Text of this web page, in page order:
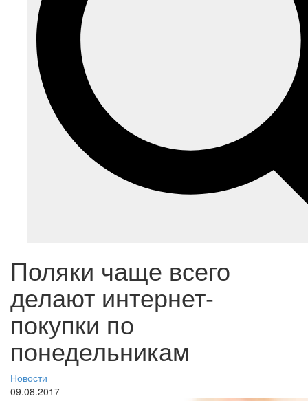
Поляки чаще всего
делают интернет-
покупки по
понедельникам
Новости
09.08.2017